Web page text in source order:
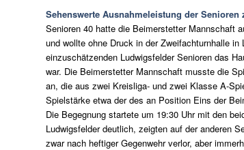
Sehenswerte Ausnahmeleistung der
Senioren 40 hatte die Beimerstetter Mannschaft
und wollte ohne Druck in der Zweifachturnhalle
einzuschätzenden Ludwigsfelder Senioren das
war. Die Beimerstetter Mannschaft musste die
an, die aus zwei Kreisliga- und zwei Klasse A-
Spielstärke etwa der des an Position Eins der
Die Begegnung startete um 19:30 Uhr mit den
Ludwigsfelder deutlich, zeigten auf der anderen
zwar nach heftiger Gegenwehr verlor, aber